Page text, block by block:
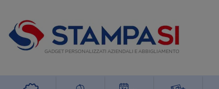
GADGET PERSONALIZZATI AZIENDALI E ABBIGLIAMENTO